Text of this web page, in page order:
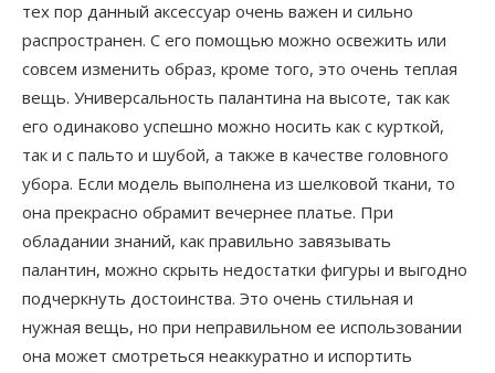
тех пор данный аксессуар очень важен и сильно
распространен. С его помощью можно освежить или
совсем изменить образ, кроме того, это очень теплая
вещь. Универсальность палантина на высоте, так как
его одинаково успешно можно носить как с курткой,
так и с пальто и шубой, а также в качестве головного
убора. Если модель выполнена из шелковой ткани, то
она прекрасно обрамит вечернее платье. При
обладании знаний, как правильно завязывать
палантин, можно скрыть недостатки фигуры и выгодно
подчеркнуть достоинства. Это очень стильная и
нужная вещь, но при неправильном ее использовании
она может смотреться неаккуратно и испортить